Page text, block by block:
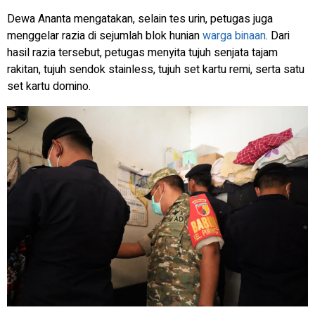
Dewa Ananta mengatakan, selain tes urin, petugas juga
menggelar razia di sejumlah blok hunianwarga binaan. Dari
hasil razia tersebut, petugas menyita tujuh senjata tajam
rakitan, tujuh sendok stainless, tujuh set kartu remi, serta satu
set kartu domino.